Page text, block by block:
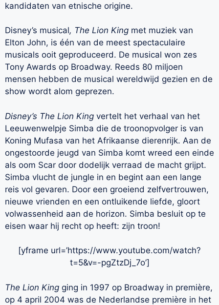
kandidaten van etnische origine.
Disney’s musical, The Lion King met muziek van
Elton John, is één van de meest spectaculaire
musicals ooit geproduceerd. De musical won zes
Tony Awards op Broadway. Reeds 80 miljoen
mensen hebben de musical wereldwijd gezien en de
show wordt alom geprezen.
Disney’s The Lion King vertelt het verhaal van het
Leeuwenwelpje Simba die de troonopvolger is van
Koning Mufasa van het Afrikaanse dierenrijk. Aan de
ongestoorde jeugd van Simba komt wreed een einde
als oom Scar door dodelijk verraad de macht grijpt.
Simba vlucht de jungle in en begint aan een lange
reis vol gevaren. Door een groeiend zelfvertrouwen,
nieuwe vrienden en een ontluikende liefde, gloort
volwassenheid aan de horizon. Simba besluit op te
eisen waar hij recht op heeft: zijn troon!
[yframe url=’https://www.youtube.com/watch?
t=5&v=-pgZtzDj_7o’]
The Lion King ging in 1997 op Broadway in première,
op 4 april 2004 was de Nederlandse première in het